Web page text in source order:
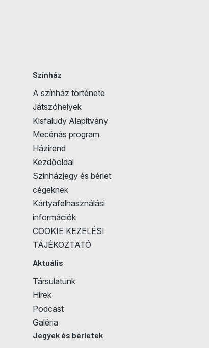
Színház
A színház története
Játszóhelyek
Kisfaludy Alapítvány
Mecénás program
Házirend
Kezdőoldal
Színházjegy és bérlet
cégeknek
Kártyafelhasználási
információk
COOKIE KEZELÉSI
TÁJÉKOZTATÓ
Aktuális
Társulatunk
Hírek
Podcast
Galéria
Jegyek és bérletek